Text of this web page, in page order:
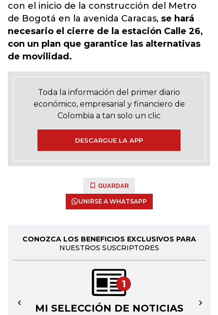
con el inicio de la construcción del Metro
de Bogotá en la avenida Caracas, se hará
necesario el cierre de la estación Calle 26,
con un plan que garantice las alternativas
de movilidad.
Toda la información del primer diario
económico, empresarial y financiero de
Colombia a tan solo un clic
DESCARGUE LA APP
GUARDAR
UNIRSE A WHATSAPP
CONOZCA LOS BENEFICIOS EXCLUSIVOS PARA
NUESTROS SUSCRIPTORES
1
MI SELECCIÓN DE NOTICIAS
← →